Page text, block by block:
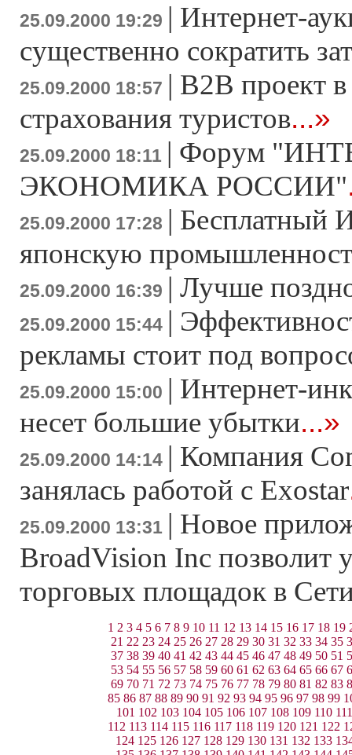
25.09.2000 19:29 | Интернет-
существенно сократить
25.09.2000 18:57 | В2В проект в
страхования туристов...»
25.09.2000 18:11 | Форум
ЭКОНОМИКА РОССИИ"
25.09.2000 17:28 | Бесплатный
японскую
25.09.2000 16:39 | Лучше
25.09.2000 15:44 |
рекламы стоит под
25.09.2000 15:00 | Интернет-
несет большие убытки...»
25.09.2000 14:14 | Компания
занялась работой с Exostar
25.09.2000 13:31 | Новое
BroadVision Inc позволит
торговых площадок в
1 2 3 4 5 6 7 8 9 10 11 12 13 14 15 16 17 18 19
21 22 23 24 25 26 27 28 29 30 31 32 33 34 35
37 38 39 40 41 42 43 44 45 46 47 48 49 50 51
53 54 55 56 57 58 59 60 61 62 63 64 65 66 67
69 70 71 72 73 74 75 76 77 78 79 80 81 82 83
85 86 87 88 89 90 91 92 93 94 95 96 97 98 99
101 102 103 104 105 106 107 108 109 110 111
112 113 114 115 116 117 118 119 120 121 122
124 125 126 127 128 129 130 131 132 133